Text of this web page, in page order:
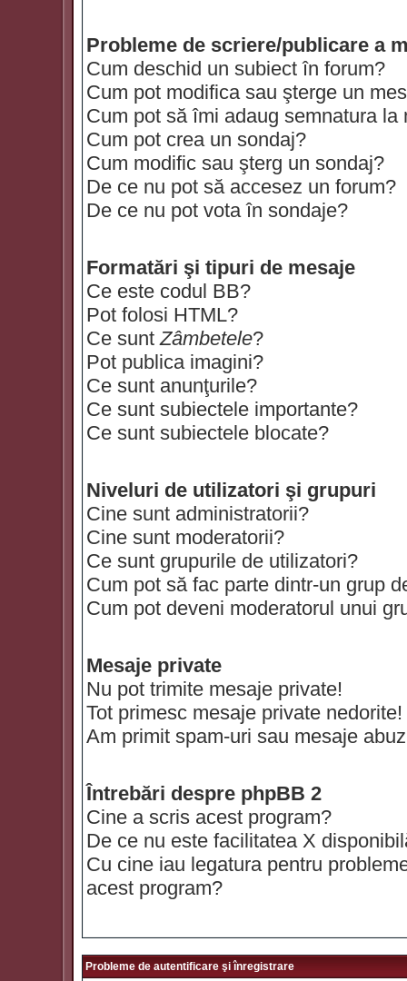
Probleme de scriere/publicare a
Cum deschid un subiect în forum?
Cum pot modifica sau şterge un
Cum pot să îmi adaug semnatura la
Cum pot crea un sondaj?
Cum modific sau şterg un sondaj?
De ce nu pot să accesez un forum?
De ce nu pot vota în sondaje?
Formatări şi tipuri de mesaje
Ce este codul BB?
Pot folosi HTML?
Ce suntZâmbetele?
Pot publica imagini?
Ce sunt anunţurile?
Ce sunt subiectele importante?
Ce sunt subiectele blocate?
Niveluri de utilizatori şi grupuri
Cine sunt administratorii?
Cine sunt moderatorii?
Ce sunt grupurile de utilizatori?
Cum pot să fac parte dintr-un grup
Cum pot deveni moderatorul unui
Mesaje private
Nu pot trimite mesaje private!
Tot primesc mesaje private nedorite!
Am primit spam-uri sau mesaje
Întrebări despre phpBB 2
Cine a scris acest program?
De ce nu este facilitatea X
Cu cine iau legatura pentru
acest program?
Probleme de autentificare şi înregistrare